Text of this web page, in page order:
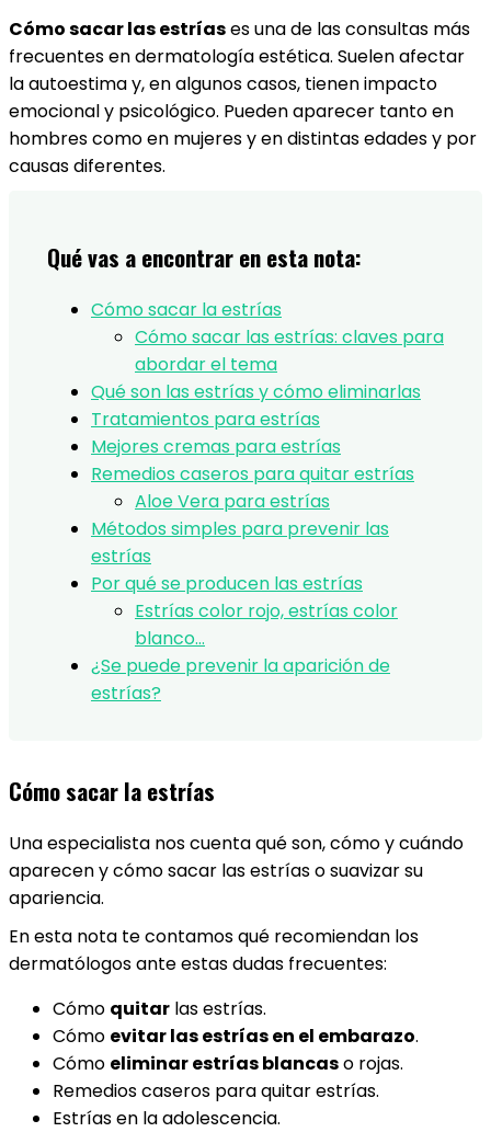
Cómo sacar las estríases una de las consultas más
frecuentes en dermatología estética. Suelen afectar
la autoestima y, en algunos casos, tienen impacto
emocional y psicológico. Pueden aparecer tanto en
hombres como en mujeres y en distintas edades y por
causas diferentes.
Qué vas a encontrar en esta nota:
Cómo sacar la estrías
Cómo sacar las estrías: claves para
abordar el tema
Qué son las estrías y cómo eliminarlas
Tratamientos para estrías
Mejores cremas para estrías
Remedios caseros para quitar estrías
Aloe Vera para estrías
Métodos simples para prevenir las
estrías
Por qué se producen las estrías
Estrías color rojo, estrías color
blanco…
¿Se puede prevenir la aparición de
estrías?
Cómo sacar la estrías
Una especialista nos cuenta qué son, cómo y cuándo
aparecen y cómo sacar las estrías o suavizar su
apariencia.
En esta nota te contamos qué recomiendan los
dermatólogos ante estas dudas frecuentes:
Cómo quitar las estrías.
Cómo evitar las estrías en el embarazo.
Cómo eliminar estrías blancaso rojas.
Remedios caseros para quitar estrías.
Estrías en la adolescencia.